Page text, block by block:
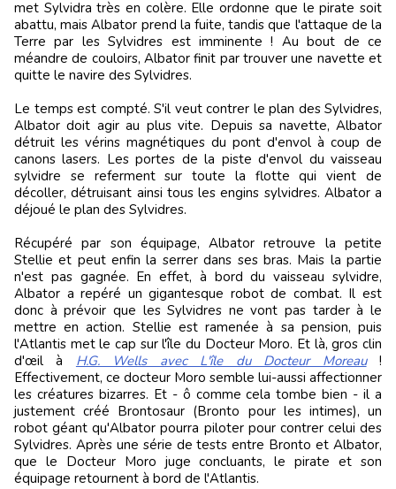
met Sylvidra très en colère. Elle ordonne que le pirate soit
abattu, mais Albator prend la fuite, tandis que l'attaque de la
Terre par les Sylvidres est imminente ! Au bout de ce
méandre de couloirs, Albator finit par trouver une navette et
quitte le navire des Sylvidres.
Le temps est compté. S'il veut contrer le plan des Sylvidres,
Albator doit agir au plus vite. Depuis sa navette, Albator
détruit les vérins magnétiques du pont d'envol à coup de
canons lasers. Les portes de la piste d'envol du vaisseau
sylvidre se referment sur toute la flotte qui vient de
décoller, détruisant ainsi tous les engins sylvidres. Albator a
déjoué le plan des Sylvidres.
Récupéré par son équipage, Albator retrouve la petite
Stellie et peut enfin la serrer dans ses bras. Mais la partie
n'est pas gagnée. En effet, à bord du vaisseau sylvidre,
Albator a repéré un gigantesque robot de combat. Il est
donc à prévoir que les Sylvidres ne vont pas tarder à le
mettre en action. Stellie est ramenée à sa pension, puis
l'Atlantis met le cap sur l'île du Docteur Moro. Et là, gros clin
d'œil à H.G. Wells avec L'île du Docteur Moreau!
Effectivement, ce docteur Moro semble lui-aussi affectionner
les créatures bizarres. Et - ô comme cela tombe bien - il a
justement créé Brontosaur (Bronto pour les intimes), un
robot géant qu'Albator pourra piloter pour contrer celui des
Sylvidres. Après une série de tests entre Bronto et Albator,
que le Docteur Moro juge concluants, le pirate et son
équipage retournent à bord de l'Atlantis.